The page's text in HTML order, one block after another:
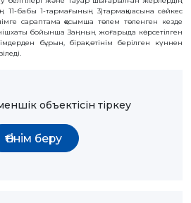
бабы 1-тармағының 3)тармақшасына сәйкес
сараптама қосымша төлем төленген кезде
бойынша Заңның жоғарыда көрсетілген
бұрын, бірақ өтінім берілген күннен
объектісін тіркеу
Өтінім беру